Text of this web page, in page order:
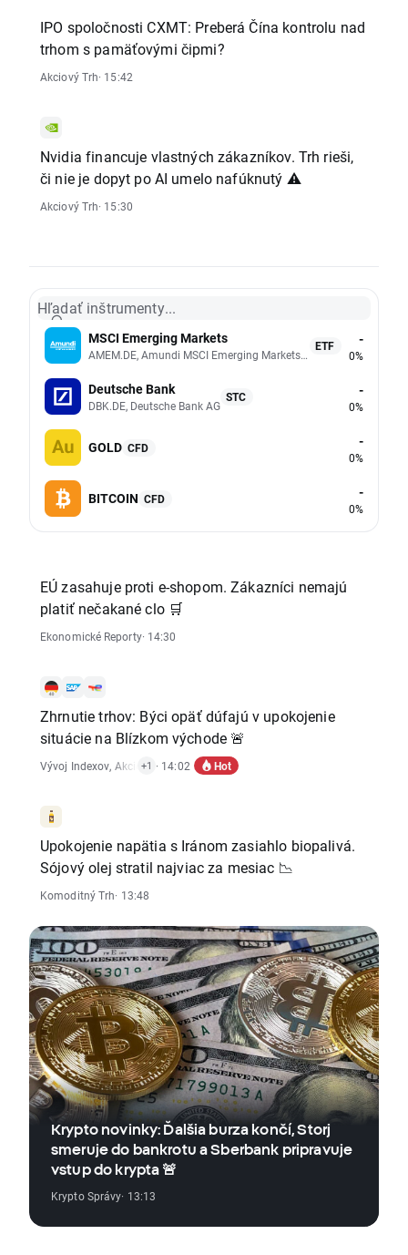
IPO spoločnosti CXMT: Preberá Čína kontrolu nad
trhom s pamäťovými čipmi?
Akciový Trh· 15:42
Nvidia financuje vlastných zákazníkov. Trh rieši,
či nie je dopyt po AI umelo nafúknutý ⚠️
Akciový Trh· 15:30
Hľadať inštrumenty...
MSCI Emerging Markets
AMEM.DE, Amundi MSCI Emerging Markets UCITS (Acc EUR)
ETF -
0%
Deutsche Bank
DBK.DE, Deutsche Bank AG
STC -
0%
GOLD CFD -
0%
BITCOIN CFD -
0%
EÚ zasahuje proti e-shopom. Zákazníci nemajú
platiť nečakané clo 🛒
Ekonomické Reporty· 14:30
Zhrnutie trhov: Býci opäť dúfajú v upokojenie
situácie na Blízkom východe 🚨
Vývoj Indexov, Akciový Trh
+1 · 14:02 Hot
Upokojenie napätia s Iránom zasiahlo biopalivá.
Sójový olej stratil najviac za mesiac 📉
Komoditný Trh· 13:48
Krypto novinky: Ďalšia burza končí, Storj
smeruje do bankrotu a Sberbank pripravuje
vstup do krypta 🚨
Krypto Správy· 13:13